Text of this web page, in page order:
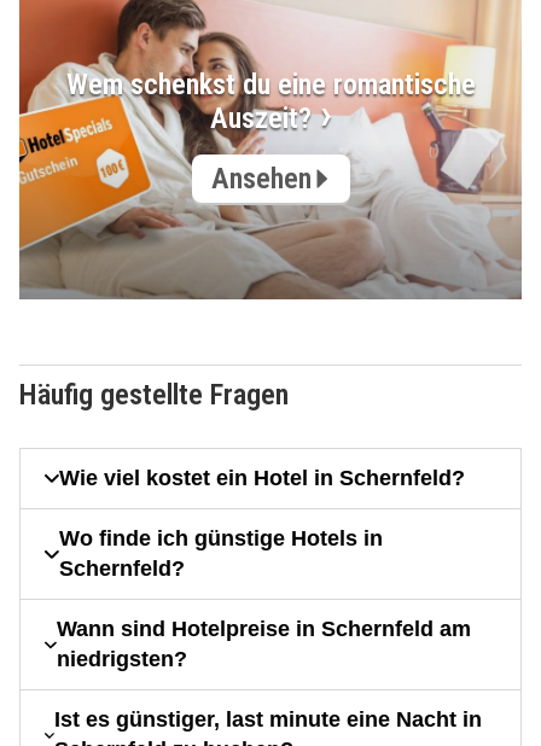
Wem schenkst du eine romantische
Auszeit?
Ansehen
Häufig gestellte Fragen
Wie viel kostet ein Hotel in Schernfeld?
Wo finde ich günstige Hotels in
Schernfeld?
Wann sind Hotelpreise in Schernfeld am
niedrigsten?
Ist es günstiger, last minute eine Nacht in